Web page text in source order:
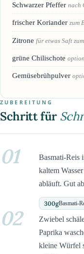
Schwarzer Pfeffer nach
frischer Koriander zum
Zitrone für etwas Saft
grüne Chilischote
Gemüsebrühpulver
ZUBEREITUNG
Schritt für
01
Basmati-Reis
kaltem
abläuft. Gut
300gBasmati-
02
Zwiebel
Paprika
kleine Würfel